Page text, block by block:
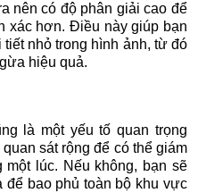
nên có độ phân giải cao để
xác hơn. Điều này giúp bạn
nhỏ trong hình ảnh, từ đó
hiệu quả.
là một yếu tố quan trọng
sát rộng để có thể giám
lúc. Nếu không, bạn sẽ
để bao phủ toàn bộ khu vực